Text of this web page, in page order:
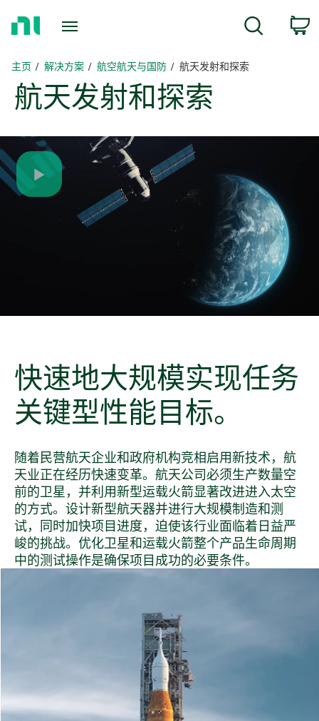
主页 解决方案 航空航天与国防 航天发射和探索
航天发射和探索
快速地大规模实现任务
关键型性能 目标。
随着民营航天企业和政府机构竞相启用新技术，航
天业正在经历快速变革。航天公司必须生产数量空
前的卫星，并利用新型运载火箭显著改进进入太空
的方式。设计新型航天器并进行大规模制造和测
试，同时加快项目进度，迫使该行业面临着日益严
峻的挑战。优化卫星和运载火箭整个产品生命周期
中的测试操作是确保项目成功的必要条件。